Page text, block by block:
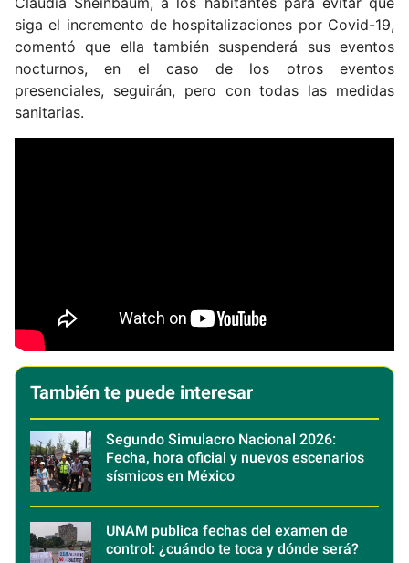
siga el incremento de hospitalizaciones por Covid-19,
comentó que ella también suspenderá sus eventos
nocturnos, en el caso de los otros eventos
presenciales, seguirán, pero con todas las medidas
sanitarias.
También te puede interesar
Segundo Simulacro Nacional 2026:
Fecha, hora oficial y nuevos escenarios
sísmicos en México
UNAM publica fechas del examen de
control: ¿cuándo te toca y dónde será?